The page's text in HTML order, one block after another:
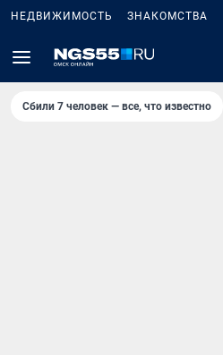
НЕДВИЖИМОСТЬ ЗНАКОМСТВА
Сбили 7 человек — все, что известно